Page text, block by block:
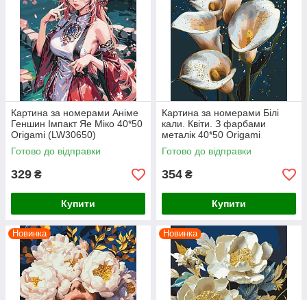
Картина за номерами Аніме
Геншин Імпакт Яе Міко 40*50
Origami (LW30650)
Готово до відправки
329 ₴
Купити
Картина за номерами Білі
кали. Квіти. З фарбами
металік 40*50 Origami
(LW30360)
Готово до відправки
354 ₴
Купити
Новинка Новинка